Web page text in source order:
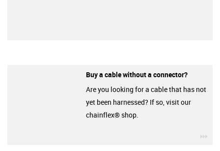
Buy a cable without a connector?
Are you looking for a cable that has not
yet been harnessed? If so, visit our
chainflex® shop.